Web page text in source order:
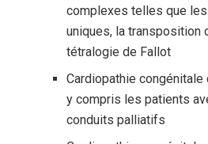
complexes telles que
uniques, la transposition
tétralogie de Fallot
Cardiopathie congénitale
y compris les patients
conduits palliatifs